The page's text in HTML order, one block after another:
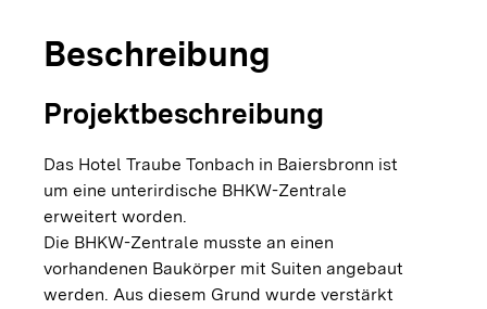
Beschreibung
Projektbeschreibung
Das Hotel Traube Tonbach in Baiersbronn ist
um eine unterirdische BHKW-Zentrale
erweitert worden.
Die BHKW-Zentrale musste an einen
vorhandenen Baukörper mit Suiten angebaut
werden. Aus diesem Grund wurde verstärkt